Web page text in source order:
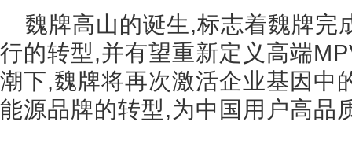
魏牌高山的诞生,标志着魏牌完
行的转型,并有望重新定义高端
潮下,魏牌将再次激活企业基因中
能源品牌的转型,为中国用户高品